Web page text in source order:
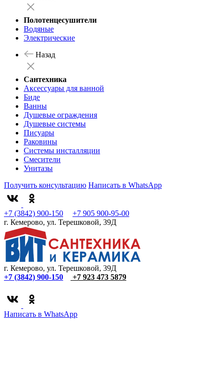
Полотенцесушители
Водяные
Электрические
Назад
Сантехника
Аксессуары для ванной
Биде
Ванны
Душевые ограждения
Душевые системы
Писуары
Раковины
Системы инсталляции
Смесители
Унитазы
Получить консультацию Написать в WhatsApp
+7 (3842) 900-150
+7 905 900-95-00
г. Кемерово, ул. Терешковой, 39Д
г. Кемерово, ул. Терешковой, 39Д
+7 (3842) 900-150
+7 923 473 5879
Написать в WhatsApp